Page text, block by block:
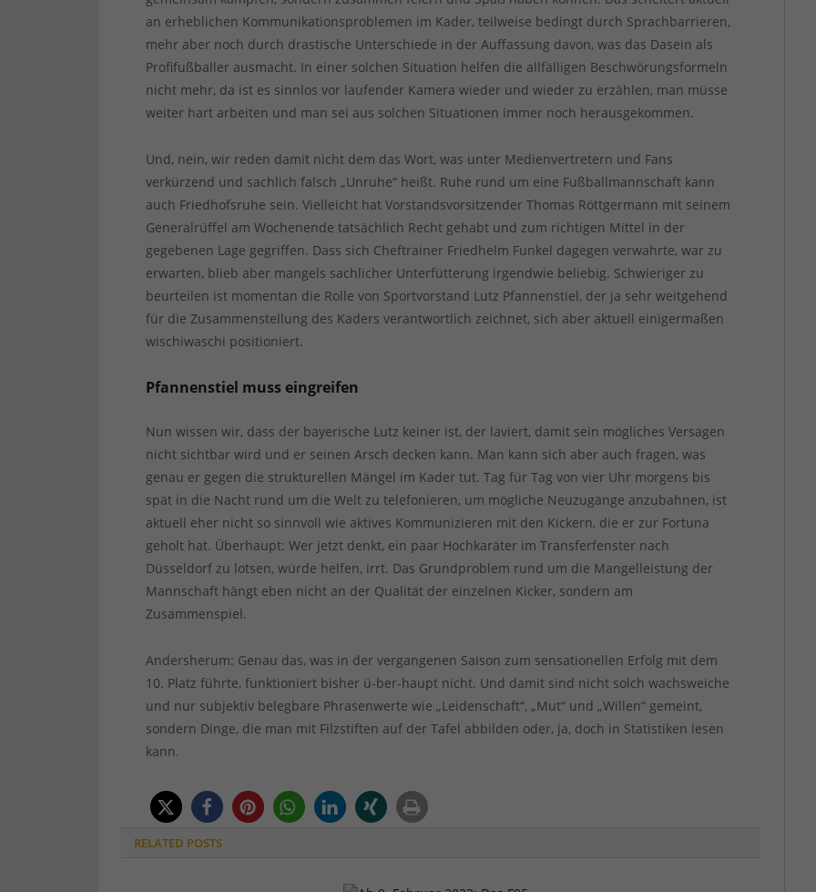
an erheblichen Kommunikationsproblemen im Kader, teilweise bedingt durch Sprachbarrieren,
mehr aber noch durch drastische Unterschiede in der Auffassung davon, was das Dasein als
Profifußballer ausmacht. In einer solchen Situation helfen die allfälligen Beschwörungsformeln
nicht mehr, da ist es sinnlos vor laufender Kamera wieder und wieder zu erzählen, man müsse
weiter hart arbeiten und man sei aus solchen Situationen immer noch herausgekommen.
Und, nein, wir reden damit nicht dem das Wort, was unter Medienvertretern und Fans
verkürzend und sachlich falsch „Unruhe“ heißt. Ruhe rund um eine Fußballmannschaft kann
auch Friedhofsruhe sein. Vielleicht hat Vorstandsvorsitzender Thomas Röttgermann mit seinem
Generalrüffel am Wochenende tatsächlich Recht gehabt und zum richtigen Mittel in der
gegebenen Lage gegriffen. Dass sich Cheftrainer Friedhelm Funkel dagegen verwahrte, war zu
erwarten, blieb aber mangels sachlicher Unterfütterung irgendwie beliebig. Schwieriger zu
beurteilen ist momentan die Rolle von Sportvorstand Lutz Pfannenstiel, der ja sehr weitgehend
für die Zusammenstellung des Kaders verantwortlich zeichnet, sich aber aktuell einigermaßen
wischiwaschi positioniert.
Pfannenstiel muss eingreifen
Nun wissen wir, dass der bayerische Lutz keiner ist, der laviert, damit sein mögliches Versagen
nicht sichtbar wird und er seinen Arsch decken kann. Man kann sich aber auch fragen, was
genau er gegen die strukturellen Mängel im Kader tut. Tag für Tag von vier Uhr morgens bis
spät in die Nacht rund um die Welt zu telefonieren, um mögliche Neuzugänge anzubahnen, ist
aktuell eher nicht so sinnvoll wie aktives Kommunizieren mit den Kickern, die er zur Fortuna
geholt hat. Überhaupt: Wer jetzt denkt, ein paar Hochkaräter im Transferfenster nach
Düsseldorf zu lotsen, würde helfen, irrt. Das Grundproblem rund um die Mangelleistung der
Mannschaft hängt eben nicht an der Qualität der einzelnen Kicker, sondern am
Zusammenspiel.
Andersherum: Genau das, was in der vergangenen Saison zum sensationellen Erfolg mit dem
10. Platz führte, funktioniert bisher ü-ber-haupt nicht. Und damit sind nicht solch wachsweiche
und nur subjektiv belegbare Phrasenwerte wie „Leidenschaft“, „Mut“ und „Willen“ gemeint,
sondern Dinge, die man mit Filzstiften auf der Tafel abbilden oder, ja, doch in Statistiken lesen
kann.
RELATED POSTS